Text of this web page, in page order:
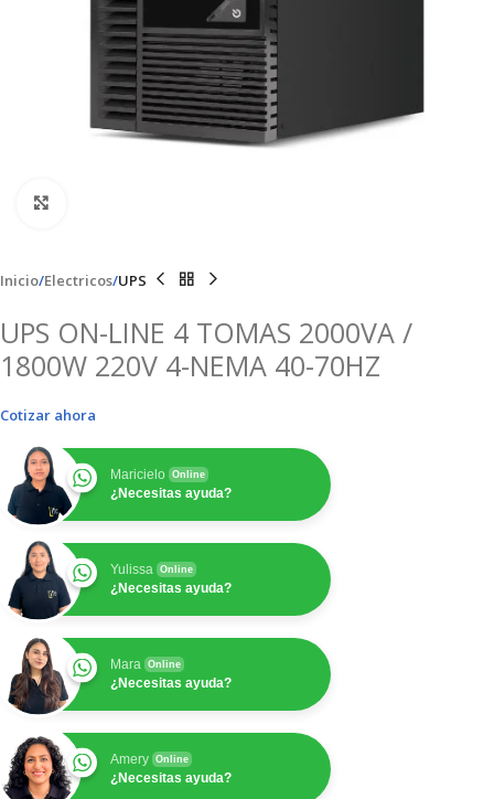
Inicio Electricos UPS
UPS ON-LINE 4 TOMAS 2000VA /
1800W 220V 4-NEMA 40-70HZ
Cotizar ahora
Maricielo Online
¿Necesitas ayuda?
Yulissa Online
¿Necesitas ayuda?
Mara Online
¿Necesitas ayuda?
Amery Online
¿Necesitas ayuda?